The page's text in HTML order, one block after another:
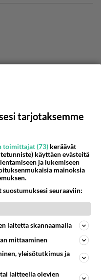
tekoa ettei jostain
nykyään
tarjotaksemme
toimittajat (73) keräävät
käyttäen evästeitä
ja lukemiseen
mainoksia
seuraaviin:
laitetta skannaamalla
mittaaminen
yleisötutkimus ja
laitteella olevien